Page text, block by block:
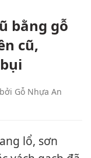
bằng gỗ
cũ,
Gỗ Nhựa An
lổ, sơn